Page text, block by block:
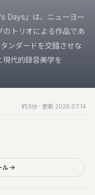
ク
い。
技術
の仕組み
完結する設計と、データの扱い
ご相談はこちらから
Days』は、ニューヨー
のトリオによる作品であ
ンダードを交錯させな
現代的録音美学を
約3分 · 更新 2026.07.14
ル